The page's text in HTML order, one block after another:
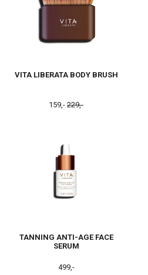
VITA LIBERATA BODY BRUSH
159,- 229,-
TANNING ANTI-AGE FACE
SERUM
499,-